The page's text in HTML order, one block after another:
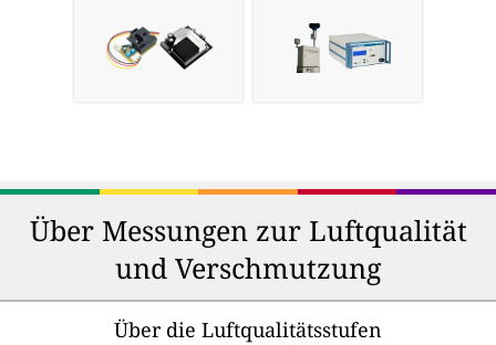
Über Messungen zur Luftqualität
und Verschmutzung
Über die Luftqualitätsstufen